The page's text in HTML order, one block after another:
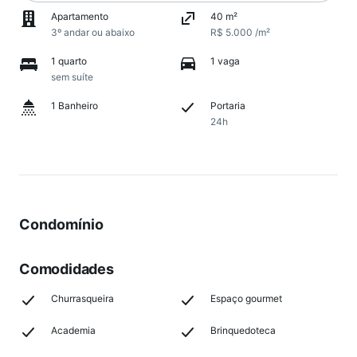
Apartamento
3º andar ou abaixo
40 m²
R$ 5.000 /m²
1 quarto
sem suíte
1 vaga
1 Banheiro
Portaria
24h
Condomínio
Comodidades
Churrasqueira Espaço gourmet
Academia Brinquedoteca